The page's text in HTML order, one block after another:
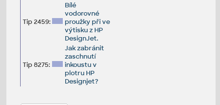
Tip 2459:
Bílé
vodorovné
proužky při ve
výtisku z HP
DesignJet.
Tip 8275:
Jak zabránit
zaschnutí
inkoustu v
plotru HP
Designjet?